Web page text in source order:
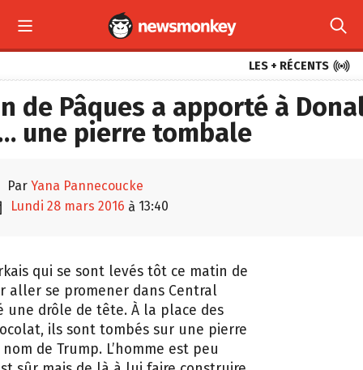
 
LES + RÉCENTS 
de Pâques a apporté à
une pierre tombale
par Yana Pannecoucke
lundi 28 mars 2016 à 13:40
qui se sont levés tôt ce matin de
aller se promener dans Central
une drôle de tête. À la place des
ils sont tombés sur une pierre
de Trump. L’homme est peu